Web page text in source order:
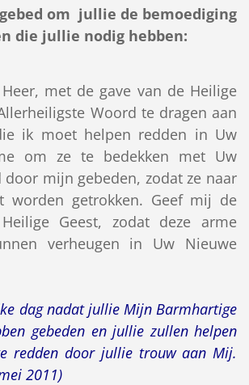
om jullie de bemoediging
die jullie nodig hebben:
met de gave van de Heilige
Woord te dragen aan
ik moet helpen redden in Uw
om ze te bedekken met Uw
door mijn gebeden, zodat ze naar
worden getrokken. Geef mij de
Geest, zodat deze arme
verheugen in Uw Nieuwe
dag nadat jullie Mijn Barmhartige
gebeden en jullie zullen helpen
redden door jullie trouw aan Mij.
2011)